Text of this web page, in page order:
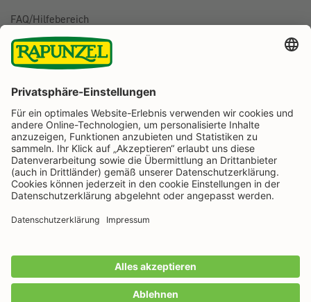
FAQ/Hilfebereich
BESTELLUNG WIDERRUFEN
Rapunzel Naturkost auf Facebook
Rapunzel Naturkost auf Instagram
Rapunzel Naturkost auf YouTube
Rapunzel Naturkost auf Pinterest
Rapunzel Naturkost auf LinkedIn
Informationen
Zahlungsarten
Wir machen Bio aus Liebe seit 1974.